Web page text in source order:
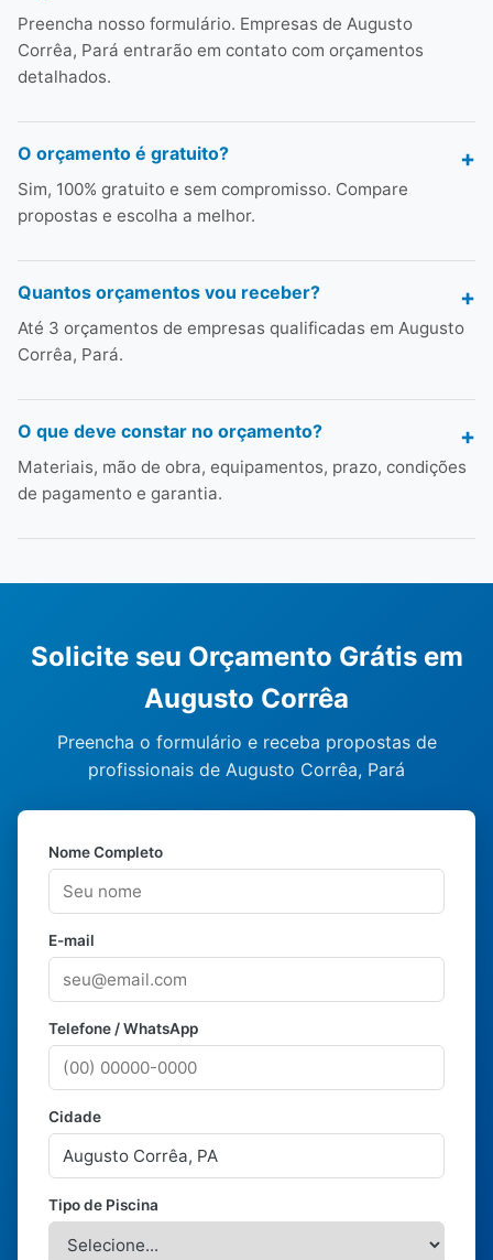
Preencha nosso formulário. Empresas de Augusto
Corrêa, Pará entrarão em contato com orçamentos
detalhados.
O orçamento é gratuito?
Sim, 100% gratuito e sem compromisso. Compare
propostas e escolha a melhor.
Quantos orçamentos vou receber?
Até 3 orçamentos de empresas qualificadas em Augusto
Corrêa, Pará.
O que deve constar no orçamento?
Materiais, mão de obra, equipamentos, prazo, condições
de pagamento e garantia.
Solicite seu Orçamento Grátis em
Augusto Corrêa
Preencha o formulário e receba propostas de
profissionais de Augusto Corrêa, Pará
Nome Completo
E-mail
Telefone / WhatsApp
Cidade
Tipo de Piscina